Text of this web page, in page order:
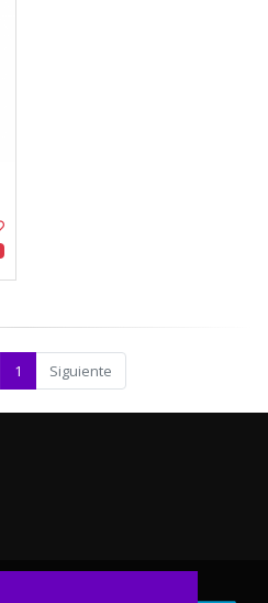
1 Siguiente